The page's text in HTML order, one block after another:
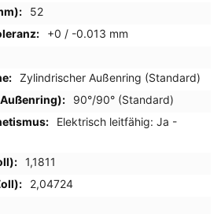
52
+0 / -0.013 mm
Zylindrischer Außenring (Standard)
90°/90° (Standard)
Elektrisch leitfähig: Ja -
1,1811
2,04724